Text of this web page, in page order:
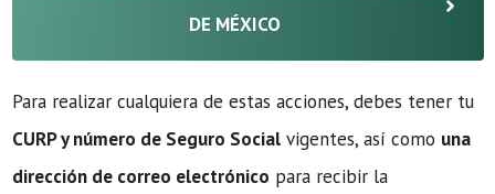
DE MÉXICO
Para realizar cualquiera de estas acciones, debes tener tu
CURP y número de Seguro Social vigentes, así como una
dirección de correo electrónico para recibir la